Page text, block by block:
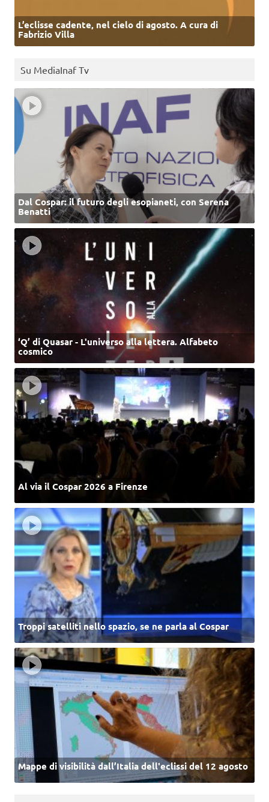
L’eclisse cadente, nel cielo di agosto. A cura di
Fabrizio Villa
Su MediaInaf Tv
Dal Cospar: il futuro degli esopianeti, con Serena
Benatti
‘Q’ di Quasar - L'universo alla lettera. Alfabeto
cosmico
Al via il Cospar 2026 a Firenze
Troppi satelliti nello spazio, se ne parla al Cospar
Mappe di visibilità dall’Italia dell'eclissi del 12 agosto